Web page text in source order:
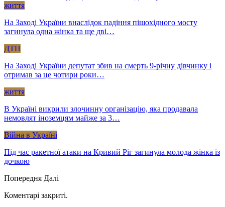
життя
На Заході України внаслідок падіння пішохідного мосту
загинула одна жінка та ще дві…
ДТП
На Заході України депутат збив на смерть 9-річну дівчинку і
отримав за це чотири роки…
життя
В Україні викрили злочинну організацію, яка продавала
немовлят іноземцям майже за 3…
Війна в Україні
Під час ракетної атаки на Кривий Ріг загинула молода жінка із
дочкою
Попередня Далі
Коментарі закриті.